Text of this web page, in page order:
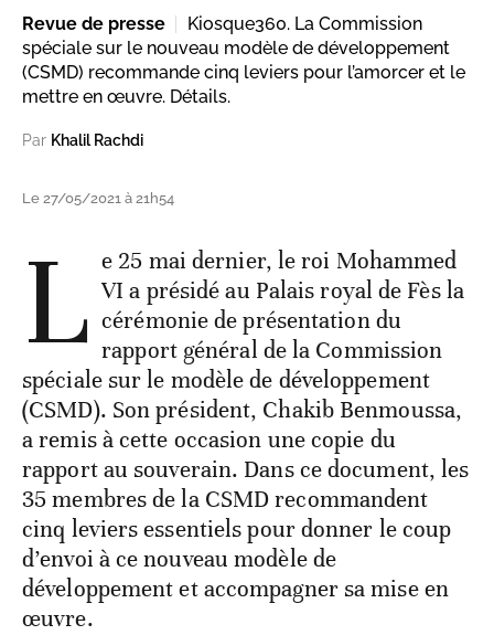
Revue de presse
Kiosque360. La Commission
spéciale sur le nouveau modèle de développement
(CSMD) recommande cinq leviers pour l’amorcer et le
mettre en œuvre. Détails.
Par Khalil Rachdi
Le 27/05/2021 à 21h54
L e 25 mai dernier, le roi Mohammed
VI a présidé au Palais royal de Fès la
cérémonie de présentation du
rapport général de la Commission
spéciale sur le modèle de développement
(CSMD). Son président, Chakib Benmoussa,
a remis à cette occasion une copie du
rapport au souverain. Dans ce document, les
35 membres de la CSMD recommandent
cinq leviers essentiels pour donner le coup
d’envoi à ce nouveau modèle de
développement et accompagner sa mise en
œuvre.